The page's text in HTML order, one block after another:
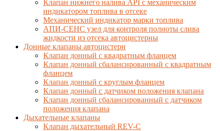
Клапан нижнего налива API с механическим
индикатором топлива в отсеке
Механический индикатор марки топлива
АПИ-СЕНС узел для контроля полноты слива
жидкости из отсека автоцистерны
Донные клапаны автоцистерн
Клапан донный с квадратным фланцем
Клапан донный сбалансированный с квадратным
фланцем
Клапан донный с круглым фланцем
Клапан донный с датчиком положения клапана
Клапан донный сбалансированный с датчиком
положения клапана
Дыхательные клапаны
Клапан дыхательный REV-C